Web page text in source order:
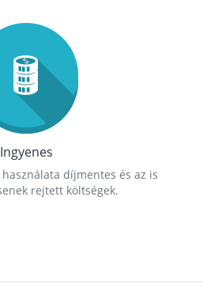
Ingyenes
díjmentes és az is
rejtett költségek.